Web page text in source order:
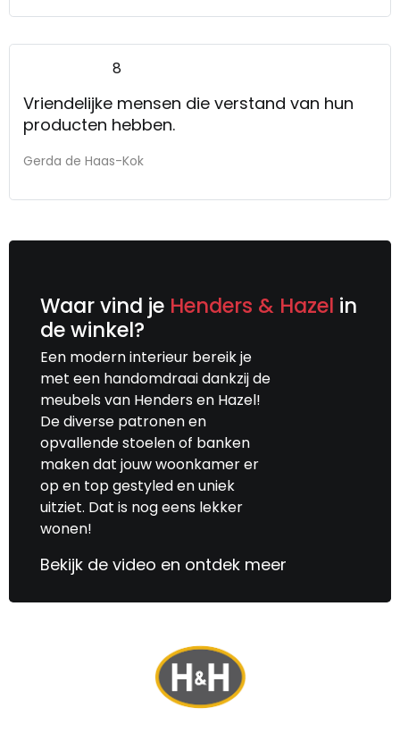
8
Vriendelijke mensen die verstand van hun
producten hebben.
Gerda de Haas-Kok
Waar vind je Henders & Hazel in
de winkel?
Een modern interieur bereik je
met een handomdraai dankzij de
meubels van Henders en Hazel!
De diverse patronen en
opvallende stoelen of banken
maken dat jouw woonkamer er
op en top gestyled en uniek
uitziet. Dat is nog eens lekker
wonen!
Bekijk de video en ontdek meer